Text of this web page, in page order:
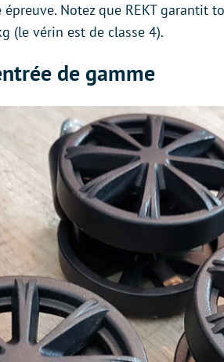
Notez que REKT garantit
(le vérin est de classe 4).
de gamme